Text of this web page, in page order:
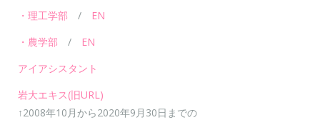
・理工学部 / EN
・農学部 / EN
アイアシスタント
岩大エキス(旧URL)
↑2008年10月から2020年9月30日までの